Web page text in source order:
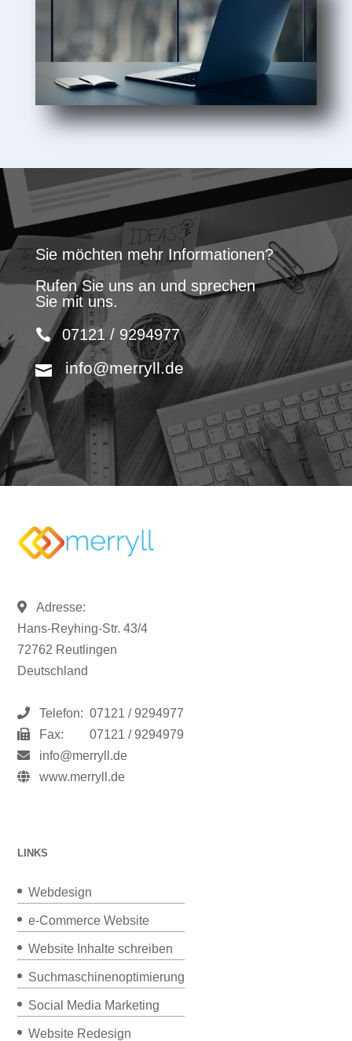
Sie möchten mehr Informationen?
Rufen Sie uns an und sprechen
Sie mit uns.
07121 / 9294977
info@merryll.de
Adresse:
Hans-Reyhing-Str. 43/4
72762 Reutlingen
Deutschland
Telefon: 07121 / 9294977
Fax:
07121 / 9294979
info@merryll.de
www.merryll.de
LINKS
Webdesign
e-Commerce Website
Website Inhalte schreiben
Suchmaschinenoptimierung
Social Media Marketing
Website Redesign